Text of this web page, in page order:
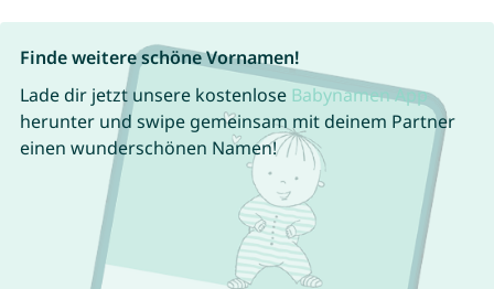
Finde weitere schöne Vornamen!
Lade dir jetzt unsere kostenlose Babynamen App
herunter und swipe gemeinsam mit deinem Partner
einen wunderschönen Namen!